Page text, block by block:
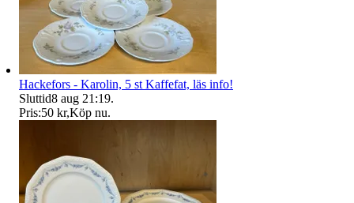
Hackefors - Karolin, 5 st Kaffefat, läs info!
Sluttid8 aug 21:19.
Pris:50 kr,Köp nu.